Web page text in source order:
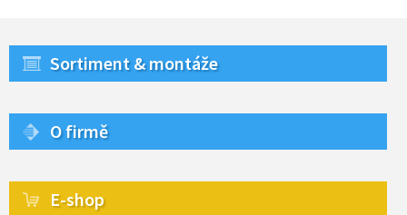
Sortiment & montáže
O firmě
E-shop